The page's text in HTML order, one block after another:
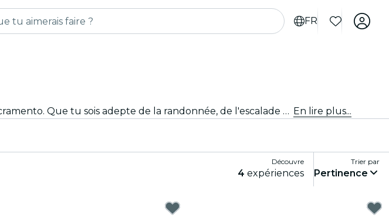
FR
Fais monter ton adrénaline avec des activités sportives et d'aventure palpitantes à Sacramento. Que tu sois adepte de la randonnée, de l'escalade ou des sports extrêmes, nous avons ce qu'il te faut. En lire plus...
Découvre
4 expériences
Trier par
Pertinence